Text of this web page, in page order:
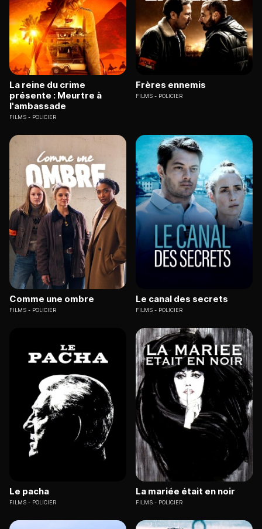
La reine du crime
présente : Meurtre à
l'ambassade
FILMS POLICIER
Frères ennemis
FILMS POLICIER
Comme une ombre
FILMS POLICIER
Le canal des secrets
FILMS POLICIER
Le pacha
FILMS POLICIER
La mariée était en noir
FILMS POLICIER